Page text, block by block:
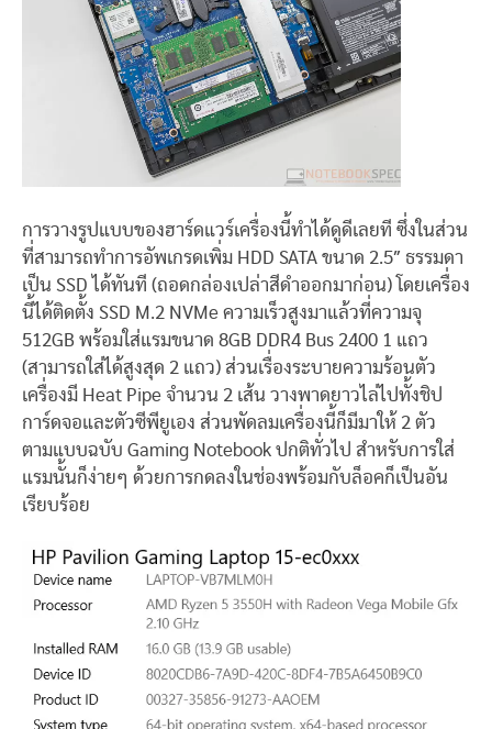
การวางรูปแบบของฮาร์ดแวร์เครื่องนี้ทำได้ดูดีเลยที ซึ่งในส่วน
ที่สามารถทำการอัพเกรดเพิ่ม HDD SATA ขนาด 2.5″ ธรรมดา
เป็น SSD ได้ทันที (ถอดกล่องเปล่าสีดำออกมาก่อน) โดยเครื่อง
นี้ได้ติดตั้ง SSD M.2 NVMe ความเร็วสูงมาแล้วที่ความจุ
512GB พร้อมใส่แรมขนาด 8GB DDR4 Bus 2400 1 แถว
(สามารถใส่ได้สูงสุด 2 แถว) ส่วนเรื่องระบายความร้อนตัว
เครื่องมี Heat Pipe จำนวน 2 เส้น วางพาดยาวไล่ไปทั้งชิป
การ์ดจอและตัวซีพียูเอง ส่วนพัดลมเครื่องนี้ก็มีมาให้ 2 ตัว
ตามแบบฉบับ Gaming Notebook ปกติทั่วไป สำหรับการใส่
แรมนั้นก็ง่ายๆ ด้วยการกดลงในช่องพร้อมกับล็อคก็เป็นอัน
เรียบร้อย